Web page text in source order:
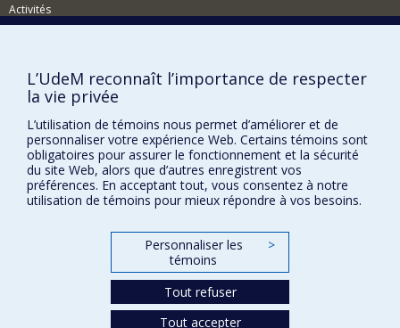
Activités
BESOIN D'AIDE?
Plan du site
Signaler une erreur
Accessibilité
FACULTÉ DES ARTS ET DES SCIENCES
Nos centres d'études
L’UdeM reconnaît l’importance de respecter
la vie privée
L’utilisation de témoins nous permet d’améliorer et de
personnaliser votre expérience Web. Certains témoins sont
obligatoires pour assurer le fonctionnement et la sécurité
du site Web, alors que d’autres enregistrent vos
préférences. En acceptant tout, vous consentez à notre
utilisation de témoins pour mieux répondre à vos besoins.
Personnaliser les
témoins
>
Tout refuser
Tout accepter